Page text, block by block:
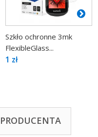
Szkło ochronne 3mk
FlexibleGlass...
1 zł